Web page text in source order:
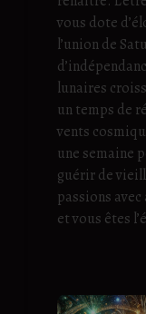
vous dote
l’union de
lunaires
un temps de
vents
une semaine
guérir de
passions avec
et vous êtes